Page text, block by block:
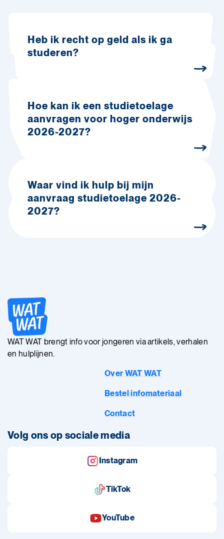
Heb ik recht op geld als ik ga
studeren?
Hoe kan ik een studietoelage
aanvragen voor hoger onderwijs
2026-2027?
Waar vind ik hulp bij mijn
aanvraag studietoelage 2026-
2027?
WAT WAT brengt info voor jongeren via artikels, verhalen
en hulplijnen.
Over WAT WAT
Bestel infomateriaal
Contact
Volg ons op sociale media
Instagram
TikTok
YouTube